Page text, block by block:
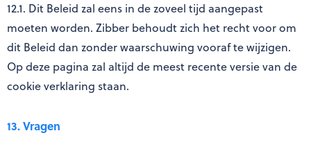
12.1. Dit Beleid zal eens in de zoveel tijd aangepast
moeten worden. Zibber behoudt zich het recht voor om
dit Beleid dan zonder waarschuwing vooraf te wijzigen.
Op deze pagina zal altijd de meest recente versie van de
cookie verklaring staan.
13. Vragen